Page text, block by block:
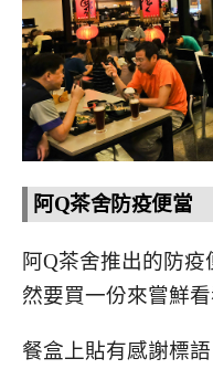
阿Q茶舍防疫便當
阿Q茶舍推出的防
然要買一份來嘗鮮看
餐盒上貼有感謝標